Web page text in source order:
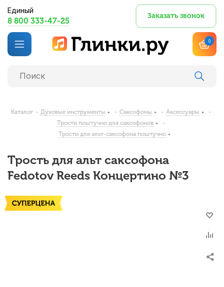
Единый
8 800 333-47-25
Заказать звонок
0
Каталог - Духовые инструменты - Саксофоны - Аксессуары
-
Трости поштучно для саксофонов
-
Трости для альт-саксофона поштучно
Трость для альт саксофона
Fedotov Reeds Концертино №3